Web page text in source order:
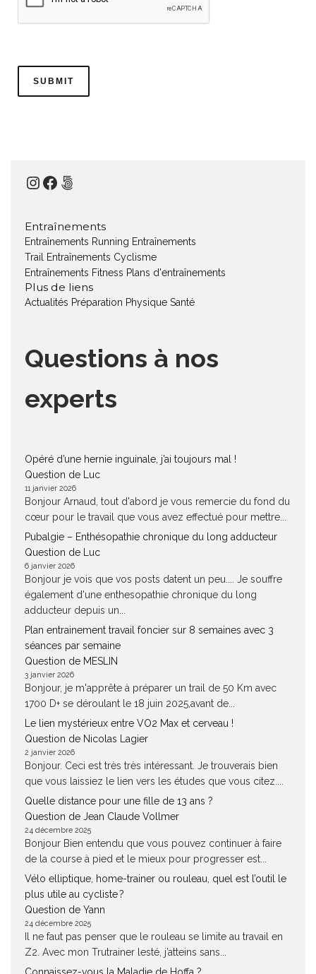
Instagram
Facebook
500px
Entraînements
Entraînements Running Entraînements
Trail
Entraînements Cyclisme
Entraînements Fitness Plans d'entraînements
Plus de liens
Actualités Préparation Physique Santé
Questions à nos
experts
Opéré d’une hernie inguinale, j’ai toujours mal !
Question de Luc
11 janvier 2026
Bonjour Arnaud, tout d'abord je vous remercie du fond du
cœur pour le travail que vous avez effectué pour mettre...
Pubalgie – Enthésopathie chronique du long adducteur
Question de Luc
6 janvier 2026
Bonjour je vois que vos posts datent un peu.... Je souffre
également d'une enthesopathie chronique du long
adducteur depuis un...
Plan entrainement travail foncier sur 8 semaines avec 3
séances par semaine
Question de MESLIN
3 janvier 2026
Bonjour, je m'apprête à préparer un trail de 50 Km avec
1700 D+ se déroulant le 18 juin 2025,avant de...
Le lien mystérieux entre VO2 Max et cerveau !
Question de Nicolas Lagier
2 janvier 2026
Bonjour. Ceci est très très intéressant. Je trouverais bien
que vous laissiez le lien vers les études que vous citez....
Quelle distance pour une fille de 13 ans ?
Question de Jean Claude Vollmer
24 décembre 2025
Bonjour Bien entendu que vous pouvez continuer à faire
de la course à pied et le mieux pour progresser est...
Vélo elliptique, home-trainer ou rouleau, quel est l’outil le
plus utile au cycliste ?
Question de Yann
24 décembre 2025
Il ne faut pas penser que le rouleau se limite au travail en
Z2. Avec mon Trutrainer lesté, j’atteins sans...